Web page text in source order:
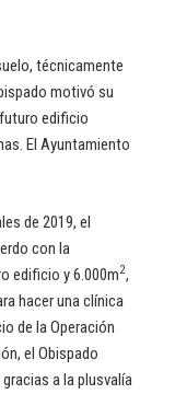
técnicamente
motivó su
edificio
El Ayuntamiento
de 2019, el
con la
edificio y 6.000m2,
hacer una clínica
de la Operación
el Obispado
a la plusvalía